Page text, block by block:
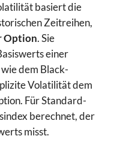
basiert die
Zeitreihen,
Option. Sie
einer
dem Black-
Volatilität dem
Für Standard-
berechnet, der
misst.